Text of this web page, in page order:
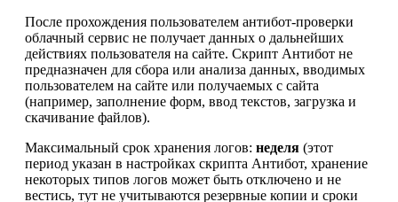
После прохождения пользователем антибот-проверки
облачный сервис не получает данных о дальнейших
действиях пользователя на сайте. Скрипт Антибот не
предназначен для сбора или анализа данных, вводимых
пользователем на сайте или получаемых с сайта
(например, заполнение форм, ввод текстов, загрузка и
скачивание файлов).
Максимальный срок хранения логов: неделя (этот
период указан в настройках скрипта Антибот, хранение
некоторых типов логов может быть отключено и не
вестись, тут не учитываются резервные копии и сроки